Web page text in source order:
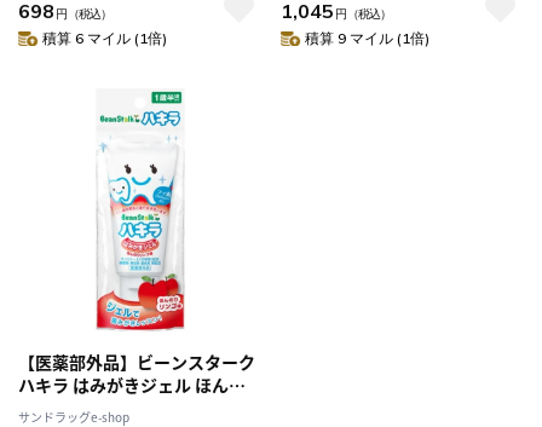
698 円 （税込）
積算 6 マイル (1倍)
1,045 円 （税込）
積算 9 マイル (1倍)
【医薬部外品】ビーンスターク
ハキラ はみがきジェル ほんの
りリンゴ味 40g
サンドラッグe-shop